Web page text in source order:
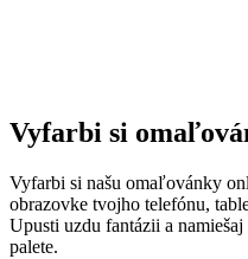
Vyfarbi si
Vyfarbi si našu omaľovánky
obrazovke tvojho telefónu,
Upusti uzdu fantázii a
palete.